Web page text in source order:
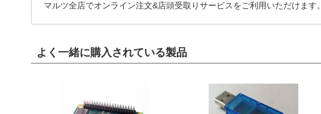
マルツ全店でオンライン注文&店頭受取りサービスをご利用いただけます。
よく一緒に購入されている製品